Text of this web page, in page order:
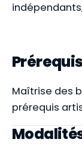
Prérequis
Maîtrise des
prérequis